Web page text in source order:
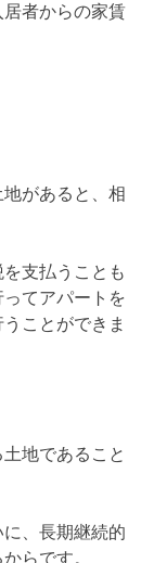
者からの家賃
があると、相
支払うことも
てアパートを
ことができま
地であること
、長期継続的
らです。